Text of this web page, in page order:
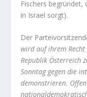
Fischers begründet,
in Israel sorgt).
Der
wird auf ihrem
Republik Österreich
Sonntag gegen die
demonstrieren.